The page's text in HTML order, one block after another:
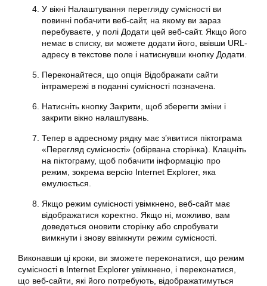
У вікні Налаштування перегляду сумісності ви
повинні побачити веб-сайт, на якому ви зараз
перебуваєте, у полі Додати цей веб-сайт. Якщо його
немає в списку, ви можете додати його, ввівши URL-
адресу в текстове поле і натиснувши кнопку Додати.
Переконайтеся, що опція Відображати сайти
інтрамережі в поданні сумісності позначена.
Натисніть кнопку Закрити, щоб зберегти зміни і
закрити вікно налаштувань.
Тепер в адресному рядку має з’явитися піктограма
«Перегляд сумісності» (обірвана сторінка). Клацніть
на піктограму, щоб побачити інформацію про
режим, зокрема версію Internet Explorer, яка
емулюється.
Якщо режим сумісності увімкнено, веб-сайт має
відображатися коректно. Якщо ні, можливо, вам
доведеться оновити сторінку або спробувати
вимкнути і знову ввімкнути режим сумісності.
Виконавши ці кроки, ви зможете переконатися, що режим
сумісності в Internet Explorer увімкнено, і переконатися,
що веб-сайти, які його потребують, відображатимуться